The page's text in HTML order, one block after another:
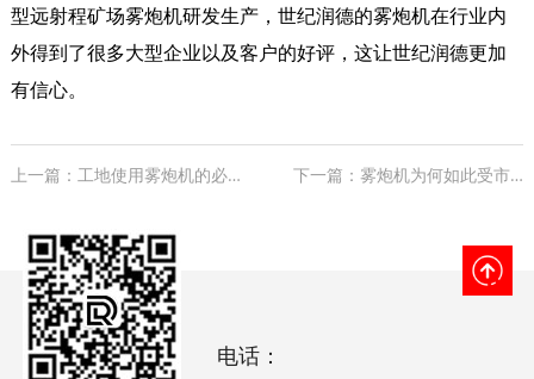
型远射程矿场雾炮机研发生产，世纪润德的雾炮机在行业内
外得到了很多大型企业以及客户的好评，这让世纪润德更加
有信心。
上一篇：工地使用雾炮机的必要性 下一篇：雾炮机为何如此受市场欢迎
电话：